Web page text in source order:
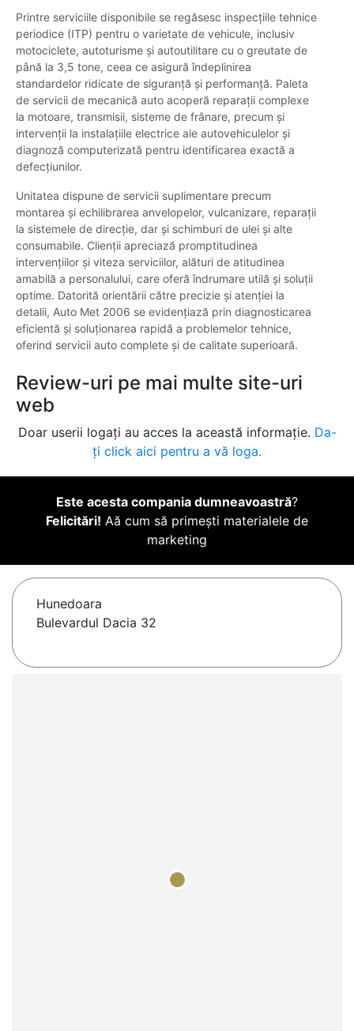
Printre serviciile disponibile se regăsesc inspecțiile tehnice
periodice (ITP) pentru o varietate de vehicule, inclusiv
motociclete, autoturisme și autoutilitare cu o greutate de
până la 3,5 tone, ceea ce asigură îndeplinirea
standardelor ridicate de siguranță și performanță. Paleta
de servicii de mecanică auto acoperă reparații complexe
la motoare, transmisii, sisteme de frânare, precum și
intervenții la instalațiile electrice ale autovehiculelor și
diagnoză computerizată pentru identificarea exactă a
defecțiunilor.
Unitatea dispune de servicii suplimentare precum
montarea și echilibrarea anvelopelor, vulcanizare, reparații
la sistemele de direcție, dar și schimburi de ulei și alte
consumabile. Clienții apreciază promptitudinea
intervențiilor și viteza serviciilor, alături de atitudinea
amabilă a personalului, care oferă îndrumare utilă și soluții
optime. Datorită orientării către precizie și atenției la
detalii, Auto Met 2006 se evidențiază prin diagnosticarea
eficientă și soluționarea rapidă a problemelor tehnice,
oferind servicii auto complete și de calitate superioară.
Review-uri pe mai multe site-uri
web
Doar userii logați au acces la această informație. Da-
ți click aici pentru a vă loga.
Este acesta compania dumneavoastră?
Felicitări! Aă cum să primești materialele de
marketing
Hunedoara
Bulevardul Dacia 32